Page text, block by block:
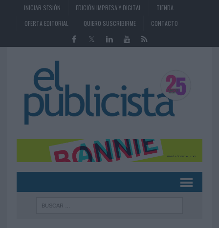
INICIAR SESIÓN EDICIÓN IMPRESA Y DIGITAL
TIENDA
OFERTA EDITORIAL
QUIERO SUSCRIBIRME CONTACTO